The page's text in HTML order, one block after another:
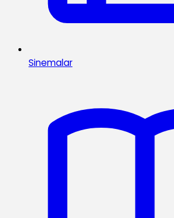
Sinemalar